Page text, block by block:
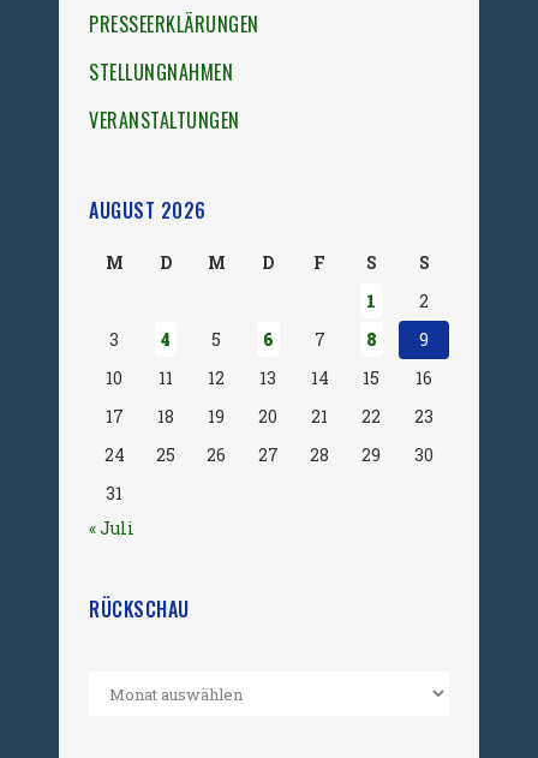
PRESSEERKLÄRUNGEN
STELLUNGNAHMEN
VERANSTALTUNGEN
AUGUST 2026
M D M D F S
S
1
2
3
4 5 6 7 8
9
10
11 12 13 14 15
16
17
18 19 20 21 22
23
24
25 26 27 28 29
30
31
« Juli
RÜCKSCHAU